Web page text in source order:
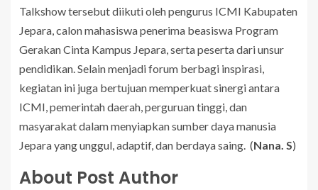
Talkshow tersebut diikuti oleh pengurus ICMI Kabupaten
Jepara, calon mahasiswa penerima beasiswa Program
Gerakan Cinta Kampus Jepara, serta peserta dari unsur
pendidikan. Selain menjadi forum berbagi inspirasi,
kegiatan ini juga bertujuan memperkuat sinergi antara
ICMI, pemerintah daerah, perguruan tinggi, dan
masyarakat dalam menyiapkan sumber daya manusia
Jepara yang unggul, adaptif, dan berdaya saing. (Nana. S)
About Post Author